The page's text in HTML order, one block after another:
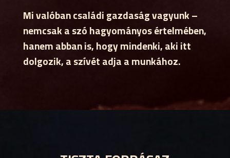
Mi valóban családi gazdaság vagyunk –
nemcsak a szó hagyományos értelmében,
hanem abban is, hogy mindenki, aki itt
dolgozik, a szívét adja a munkához.